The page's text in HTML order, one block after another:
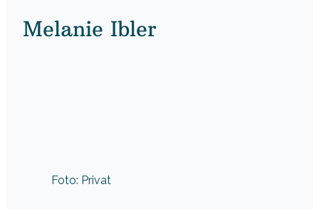
Melanie Ibler
Foto: Privat